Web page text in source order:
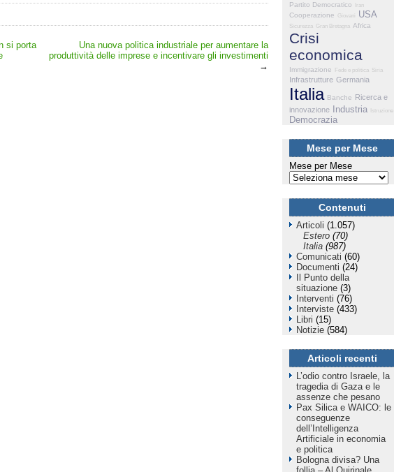
si porta
Una nuova politica industriale per aumentare la
produttività delle imprese e incentivare gli investimenti
→
Partito Democratico Iran
Cooperazione Giovani USA
Sicurezza Gran Bretagna Africa
Crisi
economica
Immigrazione Fede e politica Siria
Infrastrutture Germania
Italia Banche Ricerca e
innovazione
Industria Istruzione
Democrazia
Mese per Mese
Mese per Mese
Contenuti
Articoli (1.057)
Estero (70)
Italia (987)
Comunicati (60)
Documenti (24)
Il Punto della
situazione (3)
Interventi (76)
Interviste (433)
Libri (15)
Notizie (584)
Articoli recenti
L’odio contro Israele, la
tragedia di Gaza e le
assenze che pesano
Pax Silica e WAICO: le
conseguenze
dell’Intelligenza
Artificiale in economia
e politica
Bologna divisa? Una